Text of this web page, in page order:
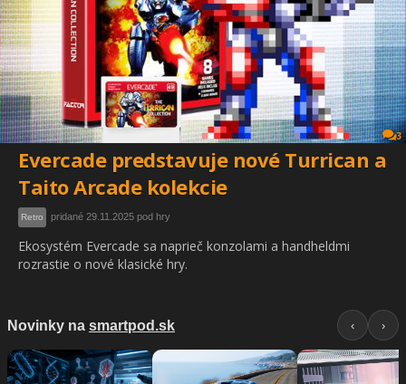
3
Evercade predstavuje nové Turrican a
Taito Arcade kolekcie
Retro pridané 29.11.2025 pod hry
Ekosystém Evercade sa naprieč konzolami a handheldmi
rozrastie o nové klasické hry.